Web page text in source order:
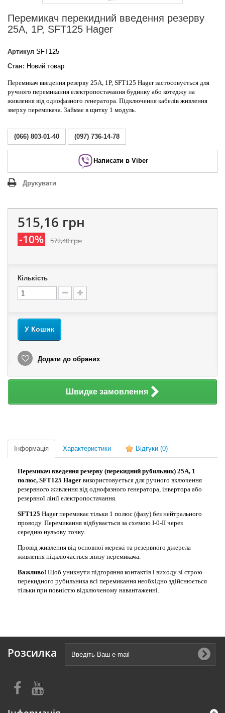
Перемикач перекидний введення резерву
25А, 1P, SFT125 Hager
Артикул SFT125
Стан: Новий товар
Перемикач введення резерву 25А, 1P, SFT125 Hager застосовується для
ручного перемикання електропостачання будинку або котеджу на
живлення від однофазного генератора. Підключення кабелів живлення
зверху перемикача. Займає в щитку 1 модуль.
(066) 803-01-40 (097) 736-14-78
Написати в Viber
Друкувати
515,16 грн
-10% 572,40 грн
Кількість
У Кошик
Додати до обраних
Швидке замовлення
Інформація Характеристики Відгуки (0)
Перемикач введення резерву (перекидний рубильник) 25А, 1
полюс, SFT125 Hager використовується для ручного включення
резервного живлення від однофазного генератора, інвертора або
резервної лінії електропостачання.
SFT125 Hager перемикає тільки 1 полюс (фазу) без нейтрального
проводу. Перемикання відбувається за схемою I-0-II через
середню нульову точку.
Провід живлення від основної мережі та резервного джерела
живлення підключається знизу перемикача.
Важливо! Щоб уникнути підгоряння контактів і виходу зі строю
перекидного рубильника всі перемикання необхідно здійснюється
тільки при повністю відключеному навантаженні.
Розсилка